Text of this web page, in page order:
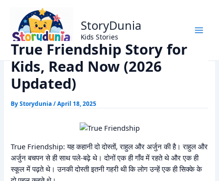
content
StoryDunia
Kids Stories
Home
Moral Stories
True Friendship Story for Kids, Read Now (2026 Updated)
True Friendship Story for
Kids, Read Now (2026
Updated)
ByStorydunia/April 18, 2025
True Friendship: यह कहानी दो दोस्तों, राहुल और अर्जुन की है। राहुल और
अर्जुन बचपन से ही साथ पले-बढ़े थे। दोनों एक ही गाँव में रहते थे और एक ही
स्कूल में पढ़ते थे। उनकी दोस्ती इतनी गहरी थी कि लोग उन्हें एक ही सिक्के के